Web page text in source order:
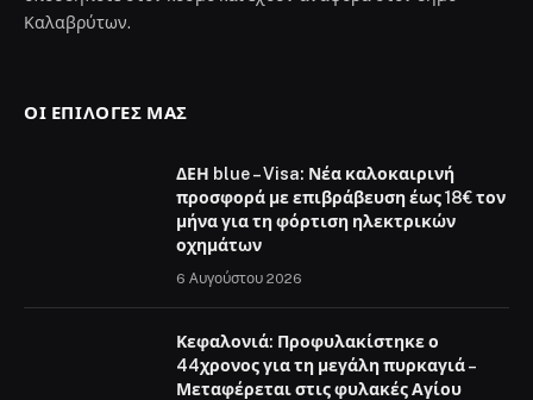
Καλαβρύτων.
ΟΙ ΕΠΙΛΟΓΈΣ ΜΑΣ
ΔΕΗ blue – Visa: Νέα καλοκαιρινή
προσφορά με επιβράβευση έως 18€ τον
μήνα για τη φόρτιση ηλεκτρικών
οχημάτων
6 Αυγούστου 2026
Κεφαλονιά: Προφυλακίστηκε ο
44χρονος για τη μεγάλη πυρκαγιά –
Μεταφέρεται στις φυλακές Αγίου